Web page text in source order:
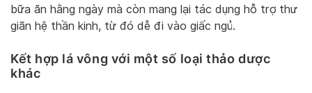
bữa ăn hằng ngày mà còn mang lại tác dụng hỗ trợ thư
giãn hệ thần kinh, từ đó dễ đi vào giấc ngủ.
Kết hợp lá vông với một số loại thảo dược
khác